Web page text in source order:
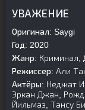
УВАЖЕНИЕ
Оригинал: Saygi
Год: 2020
Жанр: Криминал,
Режиссер: Али
Актёры: Неджат
Эркан Джан,
Йильмаз, Тансу